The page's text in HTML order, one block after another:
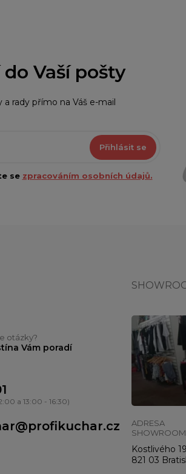
Vaší pošty
rady přímo na Váš e-mail
Přihlásit se
se zpracováním osobních údajů.
otázky?
Vám poradí
a 13:00 - 16:30)
ADRESA
Kostlivého 19
821 03